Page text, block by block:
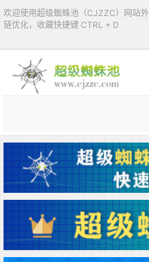
欢迎使用超级蜘蛛池（CJZZC）网站外
链优化，收藏快捷键 CTRL + D